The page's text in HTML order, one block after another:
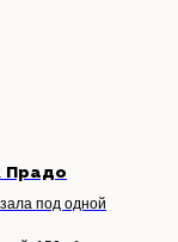
Прадо
под одной